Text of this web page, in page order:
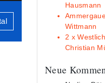
Hausmann
Wittmann
2 x
Christian
Neue